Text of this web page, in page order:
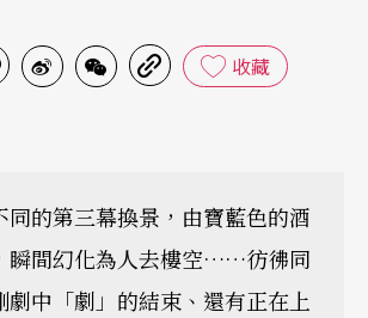
收藏
同的第三幕換景，由寶藍色的酒
瞬間幻化為人去樓空……彷彿同
劇中「劇」的結束、還有正在上